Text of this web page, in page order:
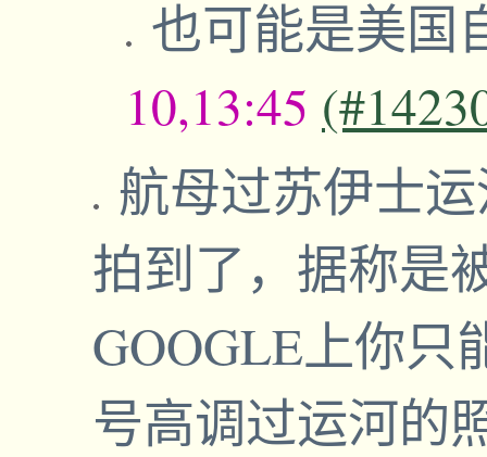
也可能是美国
10,13:45
航母过苏伊士
拍到了，据称是
GOOGLE上你只
号高调过运河的